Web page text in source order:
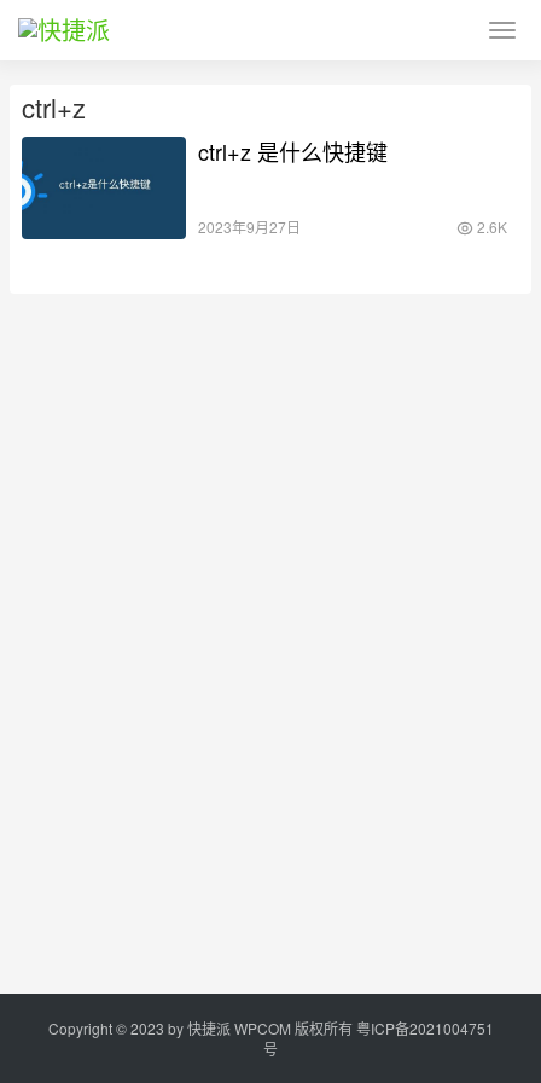
ctrl+z
ctrl+z 是什么快捷键
2023年9月27日 2.6K
Copyright © 2023 by快捷派WPCOM 版权所有粤ICP备2021004751
号